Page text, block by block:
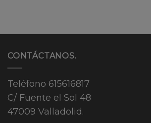
CONTÁCTANOS.
Teléfono 615616817
C/ Fuente el Sol 48
47009 Valladolid.